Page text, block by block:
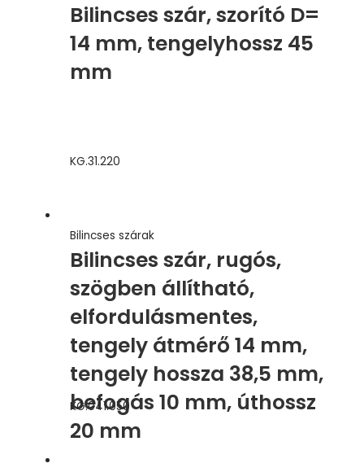
Bilincses szár, szorító D=
14 mm, tengelyhossz 45
mm
KG.31.220
Bilincses szárak
Bilincses szár, rugós,
szögben állítható,
elfordulásmentes,
tengely átmérő 14 mm,
tengely hossza 38,5 mm,
befogás 10 mm, úthossz
20 mm
KG.041.050